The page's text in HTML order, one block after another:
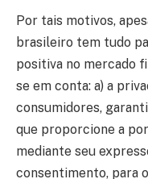
Por tais motivos,
brasileiro tem tudo
positiva no mercado
se em conta: a) a
consumidores,
que proporcione a
mediante seu
consentimento, para